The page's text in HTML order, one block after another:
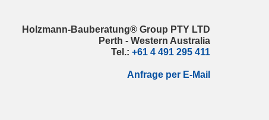
Holzmann-Bauberatung® Group PTY LTD
Perth - Western Australia
Tel.: +61 4 491 295 411
Anfrage per E-Mail